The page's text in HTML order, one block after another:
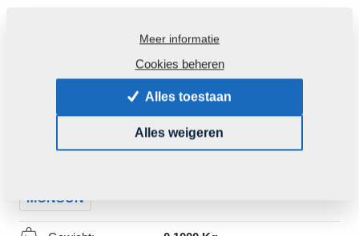
Productcode: m81200406-080
Dit deel kan ook voor volgende machines gebruikt
MONSUN
Meer informatie
Cookies beheren
Alles toestaan
Alles weigeren